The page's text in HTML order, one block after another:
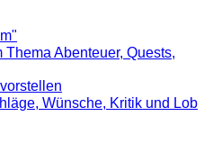
Abenteuer, Quests,
Wünsche, Kritik und Lob